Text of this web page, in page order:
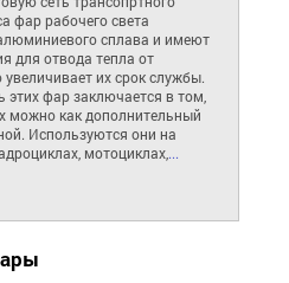
фар рабочего света
сплава и имеют
для отвода тепла от
увеличивает их срок службы.
этих фар заключается в том,
можно как дополнительный
Используются они на
мотоциклах,...